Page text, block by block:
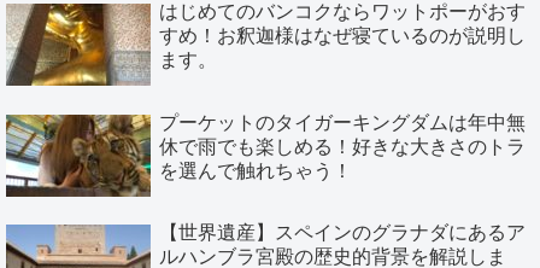
はじめてのバンコクならワットポーがおす
すめ！お釈迦様はなぜ寝ているのが説明し
ます。
プーケットのタイガーキングダムは年中無
休で雨でも楽しめる！好きな大きさのトラ
を選んで触れちゃう！
【世界遺産】スペインのグラナダにあるア
ルハンブラ宮殿の歴史的背景を解説しま